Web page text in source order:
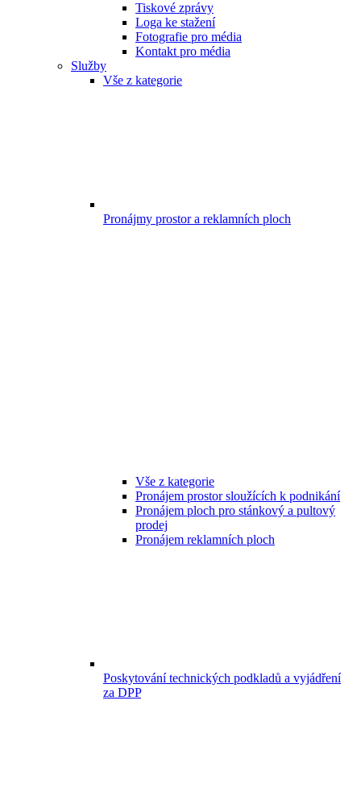
Tiskové zprávy
Loga ke stažení
Fotografie pro média
Kontakt pro média
Služby
Vše z kategorie
Pronájmy prostor a reklamních ploch
Vše z kategorie
Pronájem prostor sloužících k podnikání
Pronájem ploch pro stánkový a pultový
prodej
Pronájem reklamních ploch
Poskytování technických podkladů a vyjádření
za DPP